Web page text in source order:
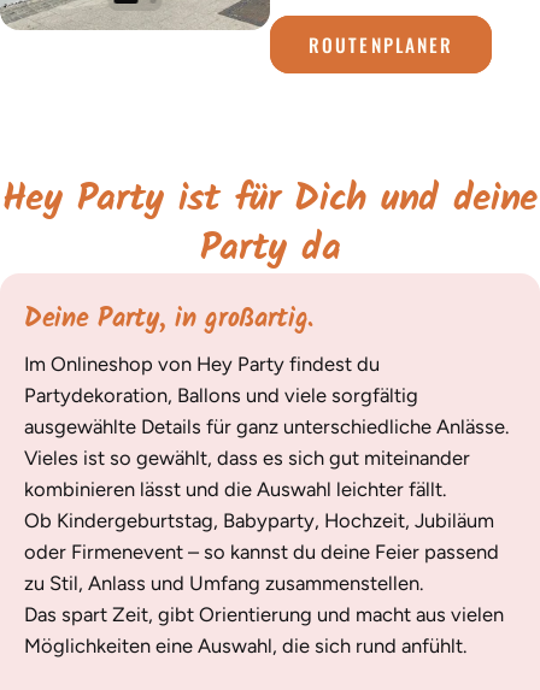
ROUTENPLANER
Hey Party ist für Dich und deine
Party da
Deine Party, in großartig.
Im Onlineshop von Hey Party findest du
Partydekoration, Ballons und viele sorgfältig
ausgewählte Details für ganz unterschiedliche Anlässe.
Vieles ist so gewählt, dass es sich gut miteinander
kombinieren lässt und die Auswahl leichter fällt.
Ob Kindergeburtstag, Babyparty, Hochzeit, Jubiläum
oder Firmenevent – so kannst du deine Feier passend
zu Stil, Anlass und Umfang zusammenstellen.
Das spart Zeit, gibt Orientierung und macht aus vielen
Möglichkeiten eine Auswahl, die sich rund anfühlt.